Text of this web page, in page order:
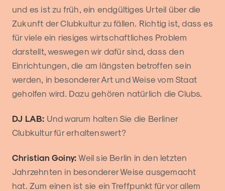
und es ist zu früh, ein endgültiges Urteil über die
Zukunft der Clubkultur zu fällen. Richtig ist, dass es
für viele ein riesiges wirtschaftliches Problem
darstellt, weswegen wir dafür sind, dass den
Einrichtungen, die am längsten betroffen sein
werden, in besonderer Art und Weise vom Staat
geholfen wird. Dazu gehören natürlich die Clubs.
DJ LAB: Und warum halten Sie die Berliner
Clubkultur für erhaltenswert?
Christian Goiny:Weil sie Berlin in den letzten
Jahrzehnten in besonderer Weise ausgemacht
hat. Zum einen ist sie ein Treffpunkt für vor allem